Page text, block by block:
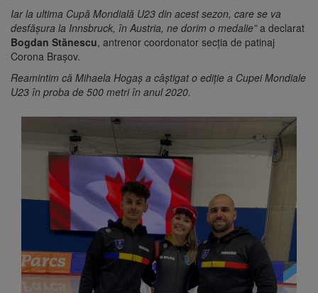
Iar la ultima Cupă Mondială U23 din acest sezon, care se va
desfășura la Innsbruck, în Austria, ne dorim o medalie”a declarat
Bogdan Stănescu, antrenor coordonator secția de patinaj
Corona Brașov.
Reamintim că Mihaela Hogaș a câștigat o ediție a Cupei Mondiale
U23 în proba de 500 metri în anul 2020.